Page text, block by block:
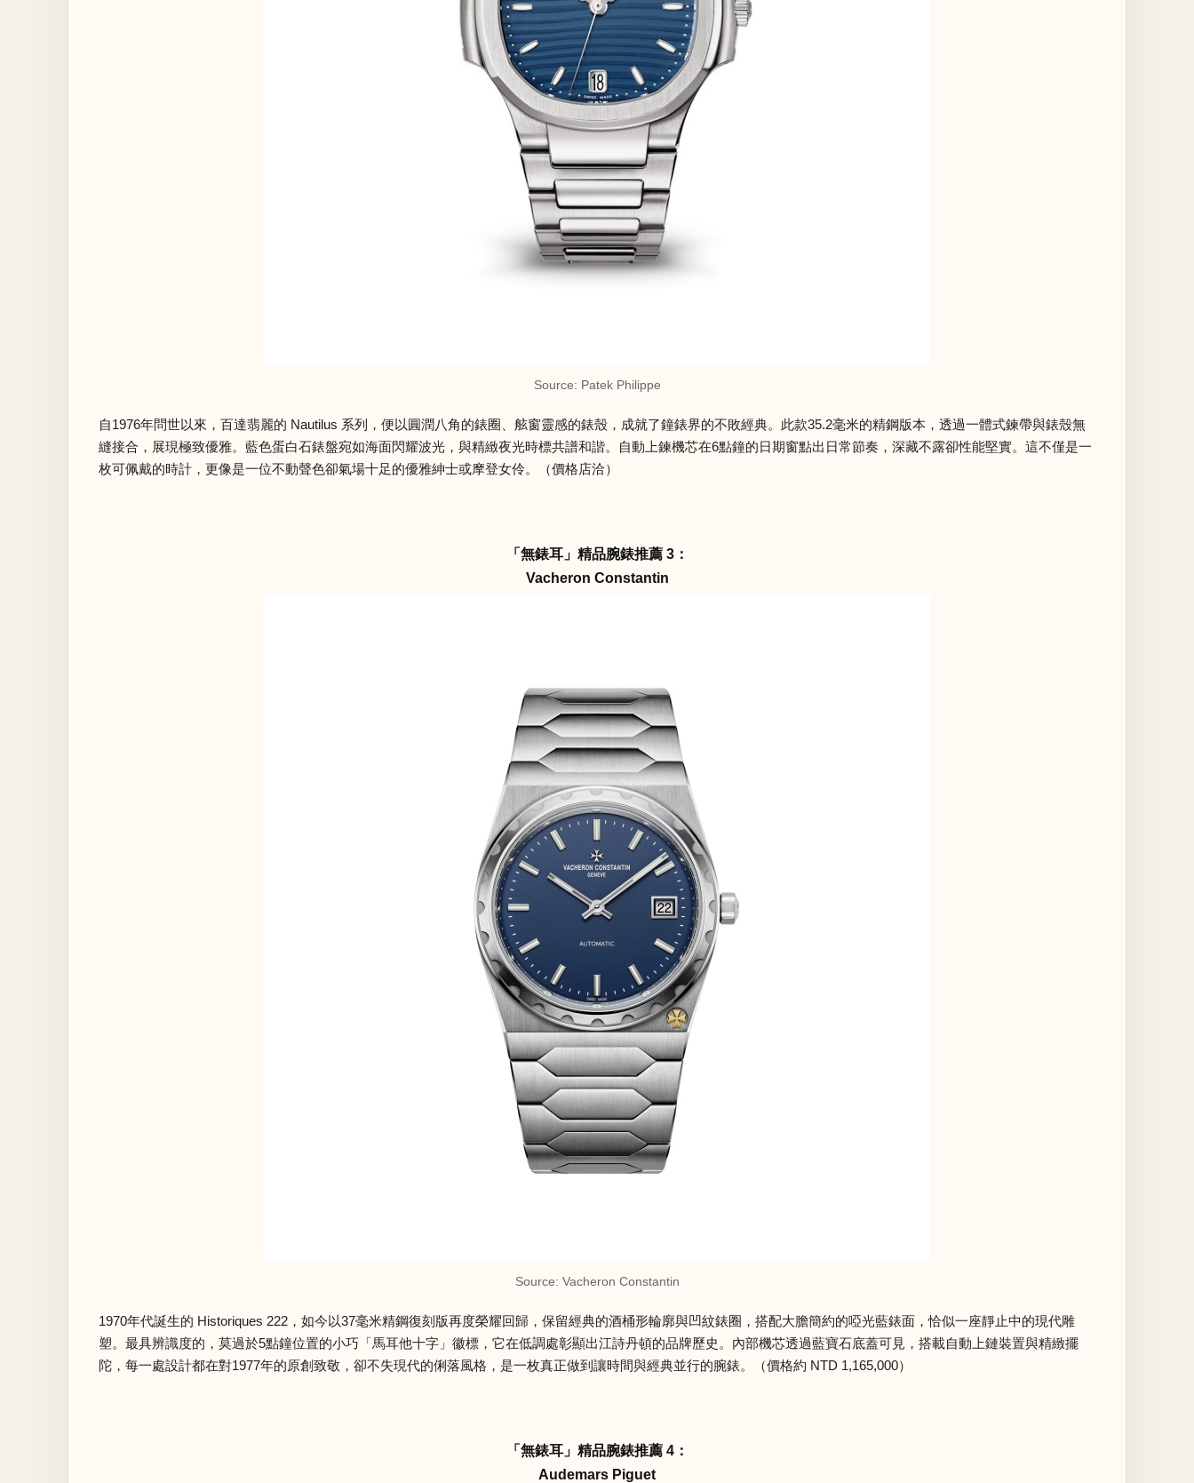
Source: Patek Philippe
自1976年問世以來，百達翡麗的 Nautilus 系列，便以圓潤八角的錶圈、舷窗靈感的錶殼，成就了鐘錶界的不敗經典。此款35.2毫米的精鋼版本，透過一體式鍊帶與錶殼無
縫接合，展現極致優雅。藍色蛋白石錶盤宛如海面閃耀波光，與精緻夜光時標共譜和諧。自動上鍊機芯在6點鐘的日期窗點出日常節奏，深藏不露卻性能堅實。這不僅是一
枚可佩戴的時計，更像是一位不動聲色卻氣場十足的優雅紳士或摩登女伶。（價格店洽）
「無錶耳」精品腕錶推薦 3：
Vacheron Constantin
Source: Vacheron Constantin
1970年代誕生的 Historiques 222，如今以37毫米精鋼復刻版再度榮耀回歸，保留經典的酒桶形輪廓與凹紋錶圈，搭配大膽簡約的啞光藍錶面，恰似一座靜止中的現代雕
塑。最具辨識度的，莫過於5點鐘位置的小巧「馬耳他十字」徽標，它在低調處彰顯出江詩丹頓的品牌歷史。內部機芯透過藍寶石底蓋可見，搭載自動上鏈裝置與精緻擺
陀，每一處設計都在對1977年的原創致敬，卻不失現代的俐落風格，是一枚真正做到讓時間與經典並行的腕錶。（價格約 NTD 1,165,000）
「無錶耳」精品腕錶推薦 4：
Audemars Piguet